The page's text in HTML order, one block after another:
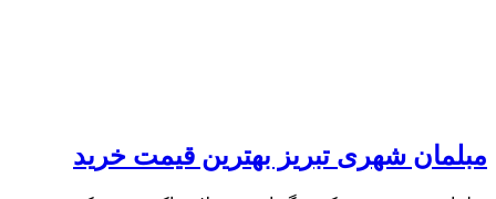
مبلمان شهری تبریز بهترین قیمت خرید